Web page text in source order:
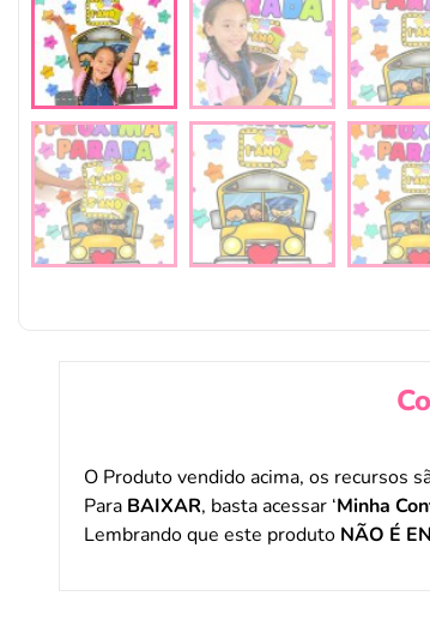
O Produto vendido acima, os recursos
Para BAIXAR, basta acessar ‘Minha
Lembrando que este produto NÃO É